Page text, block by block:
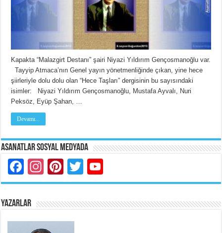
Kapakta “Malazgirt Destanı” şairi Niyazi Yıldırım Gençosmanoğlu var.
Tayyip Atmaca’nın Genel yayın yönetmenliğinde çıkan, yine hece
şiirleriyle dolu dolu olan “Hece Taşları” dergisinin bu sayısındaki
isimler: Niyazi Yıldırım Gençosmanoğlu, Mustafa Ayvalı, Nuri
Peksöz, Eyüp Şahan, …
Devamı...
Asanatlar Sosyal Medyada
Facebook
Instagram
Pinterest
Twitter
YAZARLAR